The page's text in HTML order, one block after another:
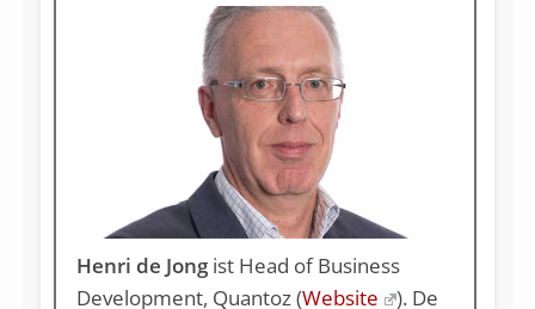
Henri de Jongist Head of Business
Development, Quantoz (Website
). De